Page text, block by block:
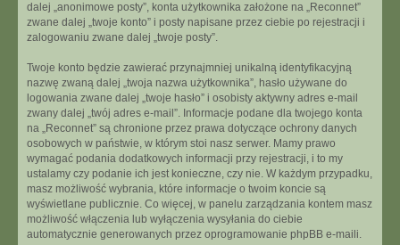
dalej „anonimowe posty”, konta użytkownika założone na „Reconnet”
zwane dalej „twoje konto” i posty napisane przez ciebie po rejestracji i
zalogowaniu zwane dalej „twoje posty”.
Twoje konto będzie zawierać przynajmniej unikalną identyfikacyjną
nazwę zwaną dalej „twoja nazwa użytkownika”, hasło używane do
logowania zwane dalej „twoje hasło” i osobisty aktywny adres e-mail
zwany dalej „twój adres e-mail”. Informacje podane dla twojego konta
na „Reconnet” są chronione przez prawa dotyczące ochrony danych
osobowych w państwie, w którym stoi nasz serwer. Mamy prawo
wymagać podania dodatkowych informacji przy rejestracji, i to my
ustalamy czy podanie ich jest konieczne, czy nie. W każdym przypadku,
masz możliwość wybrania, które informacje o twoim koncie są
wyświetlane publicznie. Co więcej, w panelu zarządzania kontem masz
możliwość włączenia lub wyłączenia wysyłania do ciebie
automatycznie generowanych przez oprogramowanie phpBB e-maili.